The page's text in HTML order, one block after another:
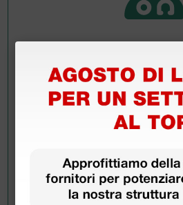
Hai ancora qualche dubbio?
informazioni?
Invia ora la tua domanda ai
acquistato questo prodotto.